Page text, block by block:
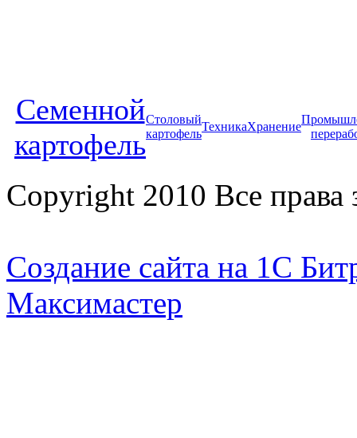
Cеменной
картофель
Столовый
картофель
ТехникаХранение
Copyright 2010 Все
Создание сайта на 1С
Максимастер